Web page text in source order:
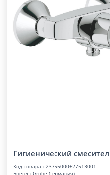
Гигиенический
Код товара : 23755000+27513001
Бренд : Grohe (Германия)